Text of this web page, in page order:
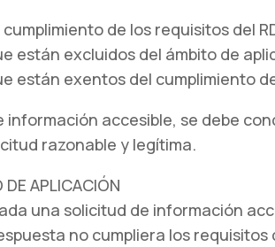
de los requisitos del
están excluidos del ámbito de
están exentos del cumplimiento
información accesible, se debe
razonable y legítima.
DE APLICACIÓN
una solicitud de información
no cumpliera los